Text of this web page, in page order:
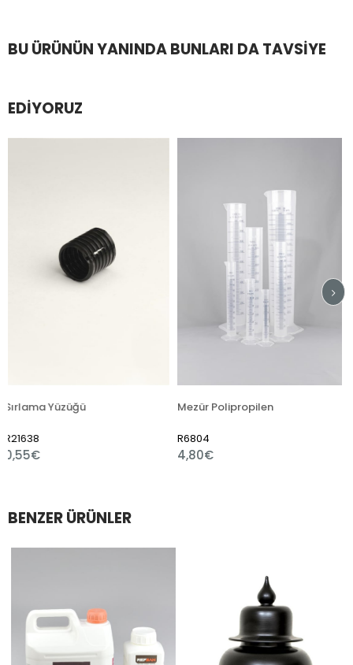
BU ÜRÜNÜN YANINDA BUNLARI DA TAVSIYE
EDIYORUZ
Mezür Polipropilen
BENZER ÜRÜNLER